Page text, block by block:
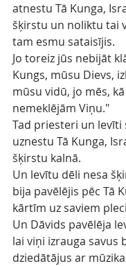
atnestu Tā Kunga,
šķirstu un noliktu tai
tam esmu sataisījis.
Jo toreiz jūs nebijāt
Kungs, mūsu Dievs,
mūsu vidū, jo mēs,
nemeklējām Viņu."
Tad priesteri un levīti
uznestu Tā Kunga,
šķirstu kalnā.
Un levītu dēli nesa
bija pavēlējis pēc Tā
kārtīm uz saviem
Un Dāvids pavēlēja
lai viņi izrauga savus
dziedātājus ar